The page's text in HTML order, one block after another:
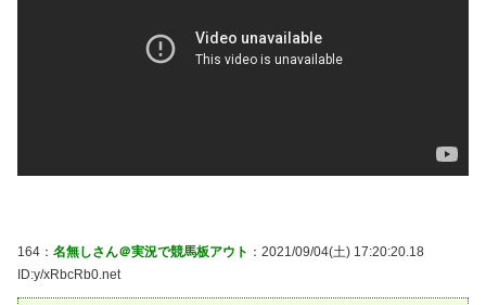
164： 名無しさん＠実況で競馬板アウト ：2021/09/04(土) 17:20:20.18
ID:y/xRbcRb0.net